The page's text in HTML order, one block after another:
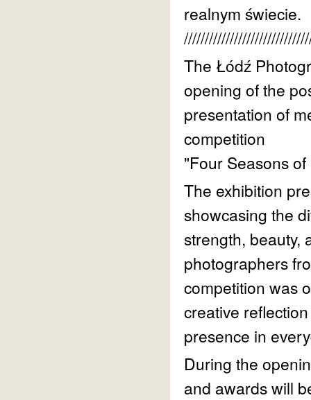
realnym świecie.
The Łódź
opening of the
presentation of
competition
"Four Seasons
The exhibition
showcasing the
strength, beauty,
photographers
competition was
creative
presence in
During the
and awards will